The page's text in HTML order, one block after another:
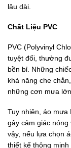
lâu dài.
Chất Liệu PVC
PVC (Polyvinyl
tuyệt đối, thường
bền bỉ. Những
khả năng che
những cơn mưa lớn.
Tuy nhiên, áo mưa
gây cảm giác
vậy, nếu lựa chọn
thiết kế thông